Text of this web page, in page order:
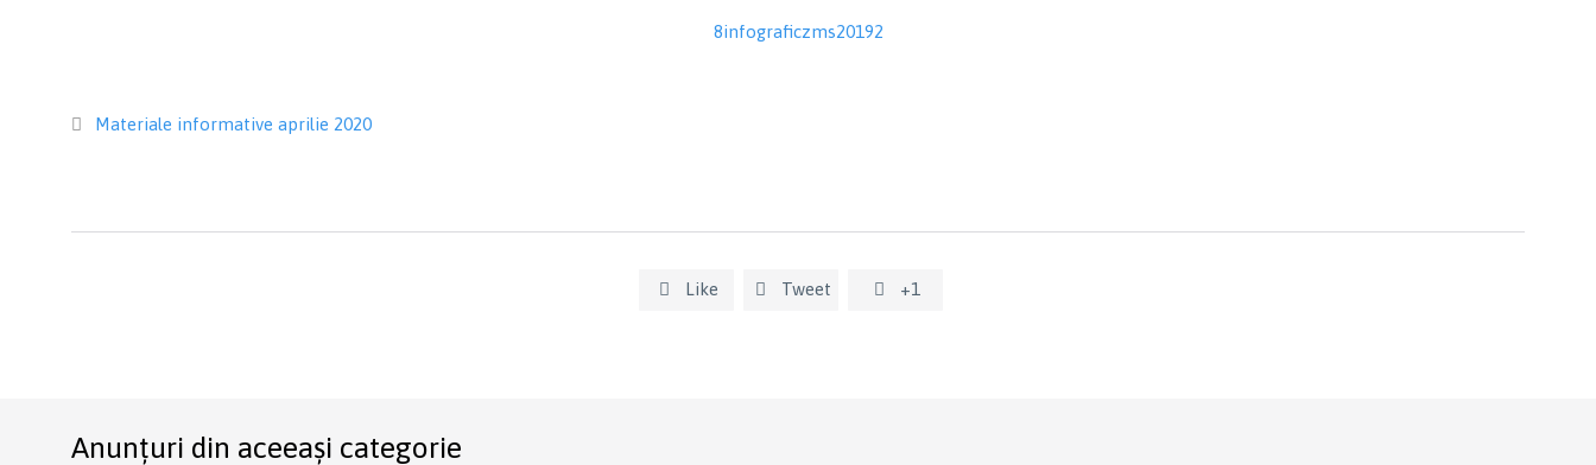
8infograficzms20192
 Category
Materiale informative aprilie 2020
 Like  Tweet  +1
Anunțuri din aceeași categorie